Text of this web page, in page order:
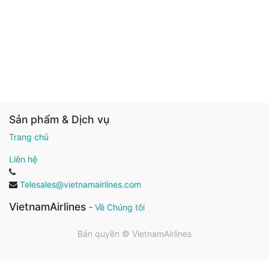
Sản phẩm & Dịch vụ
Trang chủ
Liên hệ
Telesales@vietnamairlines.com
VietnamAirlines - Về Chúng tôi
Bản quyền © VietnamAirlines